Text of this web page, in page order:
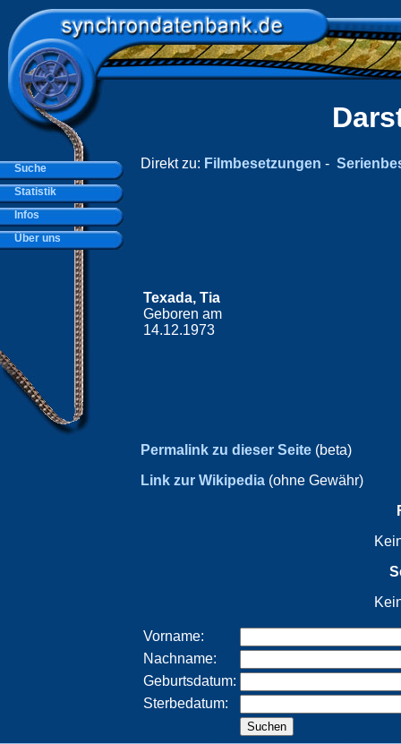
Direkt zu: Filmbesetzungen -
Texada, Tia
Geboren am
14.12.1973
Permalink zu dieser Seite (beta)
Link zur Wikipedia (ohne Gewähr)
Vorname:
Nachname:
Geburtsdatum:
Sterbedatum:
Suche
Statistik
Infos
Über uns